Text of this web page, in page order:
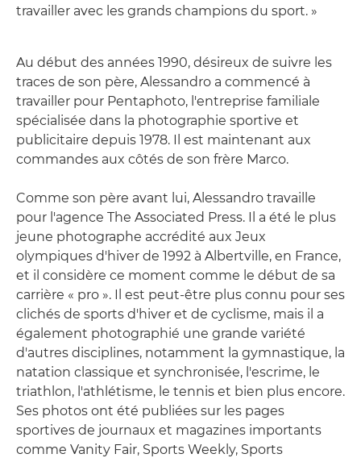
travailler avec les grands champions du sport. »
Au début des années 1990, désireux de suivre les
traces de son père, Alessandro a commencé à
travailler pour Pentaphoto, l'entreprise familiale
spécialisée dans la photographie sportive et
publicitaire depuis 1978. Il est maintenant aux
commandes aux côtés de son frère Marco.
Comme son père avant lui, Alessandro travaille
pour l'agence The Associated Press. Il a été le plus
jeune photographe accrédité aux Jeux
olympiques d'hiver de 1992 à Albertville, en France,
et il considère ce moment comme le début de sa
carrière « pro ». Il est peut-être plus connu pour ses
clichés de sports d'hiver et de cyclisme, mais il a
également photographié une grande variété
d'autres disciplines, notamment la gymnastique, la
natation classique et synchronisée, l'escrime, le
triathlon, l'athlétisme, le tennis et bien plus encore.
Ses photos ont été publiées sur les pages
sportives de journaux et magazines importants
comme Vanity Fair, Sports Weekly, Sports